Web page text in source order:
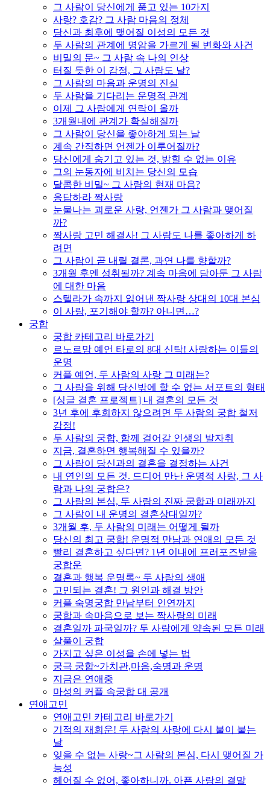
그 사람이 당신에게 품고 있는 10가지
사랑? 호감? 그 사람 마음의 정체
당신과 최후에 맺어질 이성의 모든 것
두 사람의 관계에 명암을 가르게 될 변화와 사건
비밀의 문~ 그 사람 속 나의 인상
터질 듯한 이 감정, 그 사람도 날?
그 사람의 마음과 운명의 진실
두 사람을 기다리는 운명적 관계
이제 그 사람에게 연락이 올까
3개월내에 관계가 확실해질까
그 사람이 당신을 좋아하게 되는 날
계속 간직하면 언젠가 이루어질까?
당신에게 숨기고 있는 것, 밝힐 수 없는 이유
그의 눈동자에 비치는 당신의 모습
달콤한 비밀~ 그 사람의 현재 마음?
응답하라 짝사랑
눈물나는 괴로운 사랑, 언젠가 그 사람과 맺어질
까?
짝사랑 고민 해결사! 그 사람도 나를 좋아하게 하
려면
그 사람이 곧 내릴 결론, 과연 나를 향할까?
3개월 후엔 성취될까? 계속 마음에 담아둔 그 사람
에 대한 마음
스텔라가 속까지 읽어낸 짝사랑 상대의 10대 본심
이 사랑, 포기해야 할까? 아니면…?
궁합
궁합 카테고리 바로가기
르노르망 예언 타로의 8대 신탁! 사랑하는 이들의
운명
커플 예언, 두 사람의 사랑 그 미래는?
그 사람을 위해 당신밖에 할 수 없는 서포트의 형태
[싱글 결혼 프로젝트] 내 결혼의 모든 것
3년 후에 후회하지 않으려면 두 사람의 궁합 철저
감정!
두 사람의 궁합, 함께 걸어갈 인생의 발자취
지금, 결혼하면 행복해질 수 있을까?
그 사람이 당신과의 결혼을 결정하는 사건
내 연인의 모든 것. 드디어 만난 운명적 사랑, 그 사
람과 나의 궁합은?
그 사람의 본심, 두 사람의 진짜 궁합과 미래까지
그 사람이 내 운명의 결혼상대일까?
3개월 후, 두 사람의 미래는 어떻게 될까
당신의 최고 궁합! 운명적 만남과 연애의 모든 것
빨리 결혼하고 싶다면? 1년 이내에 프러포즈받을
궁합운
결혼과 행복 운명록~ 두 사람의 생애
고민되는 결혼! 그 원인과 해결 방안
커플 숙명궁합 만남부터 인연까지
궁합과 속마음으로 보는 짝사랑의 미래
결혼일까 파국일까? 두 사람에게 약속된 모든 미래
살풀이 궁합
가지고 싶은 이성을 손에 넣는 법
궁극 궁합~가치관,마음,숙명과 운명
지금은 연애중
마성의 커플 속궁합 대 공개
연애고민
연애고민 카테고리 바로가기
기적의 재회운! 두 사람의 사랑에 다시 불이 붙는
날
잊을 수 없는 사랑~그 사람의 본심, 다시 맺어질 가
능성
헤어질 수 없어, 좋아하니까. 아픈 사랑의 결말